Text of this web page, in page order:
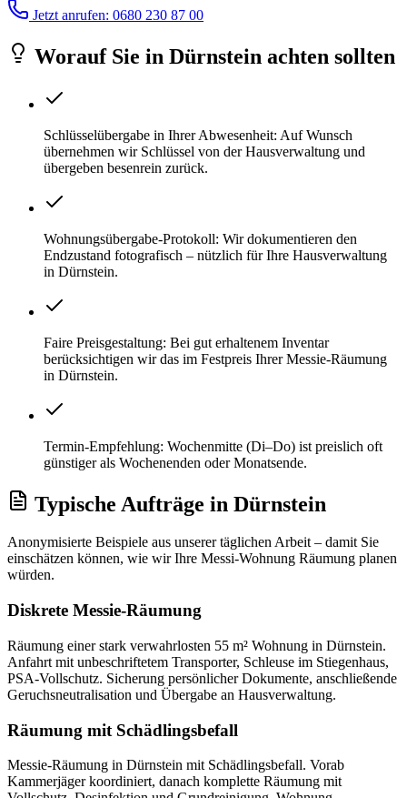
Jetzt anrufen: 0680 230 87 00
Worauf Sie in Dürnstein achten sollten
Schlüsselübergabe in Ihrer Abwesenheit: Auf Wunsch
übernehmen wir Schlüssel von der Hausverwaltung und
übergeben besenrein zurück.
Wohnungsübergabe-Protokoll: Wir dokumentieren den
Endzustand fotografisch – nützlich für Ihre Hausverwaltung
in Dürnstein.
Faire Preisgestaltung: Bei gut erhaltenem Inventar
berücksichtigen wir das im Festpreis Ihrer Messie-Räumung
in Dürnstein.
Termin-Empfehlung: Wochenmitte (Di–Do) ist preislich oft
günstiger als Wochenenden oder Monatsende.
Typische Aufträge in Dürnstein
Anonymisierte Beispiele aus unserer täglichen Arbeit – damit Sie
einschätzen können, wie wir Ihre Messi-Wohnung Räumung planen
würden.
Diskrete Messie-Räumung
Räumung einer stark verwahrlosten 55 m² Wohnung in Dürnstein.
Anfahrt mit unbeschriftetem Transporter, Schleuse im Stiegenhaus,
PSA-Vollschutz. Sicherung persönlicher Dokumente, anschließende
Geruchsneutralisation und Übergabe an Hausverwaltung.
Räumung mit Schädlingsbefall
Messie-Räumung in Dürnstein mit Schädlingsbefall. Vorab
Kammerjäger koordiniert, danach komplette Räumung mit